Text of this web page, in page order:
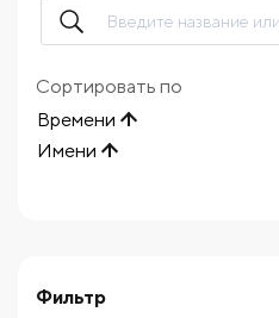
Фильтр
Сортировать по
Времени
Имени